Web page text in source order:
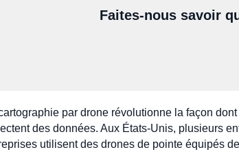
Faites-nous savoir
par drone révolutionne la façon
des données. Aux États-Unis, plusieurs
utilisent des drones de pointe équipés